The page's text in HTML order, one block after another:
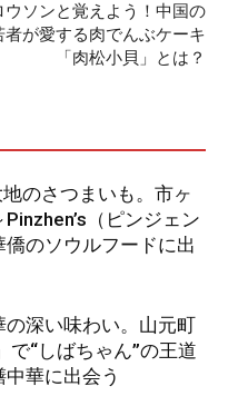
ウソンと覚えよう！中国の
者が愛する肉でんぶケーキ
「肉松小貝」とは？
のさつまいも。市ヶ
（ピンジェン
僑のソウルフードに出
の深い味わい。山元町
で“しばちゃん”の王道
華に出会う